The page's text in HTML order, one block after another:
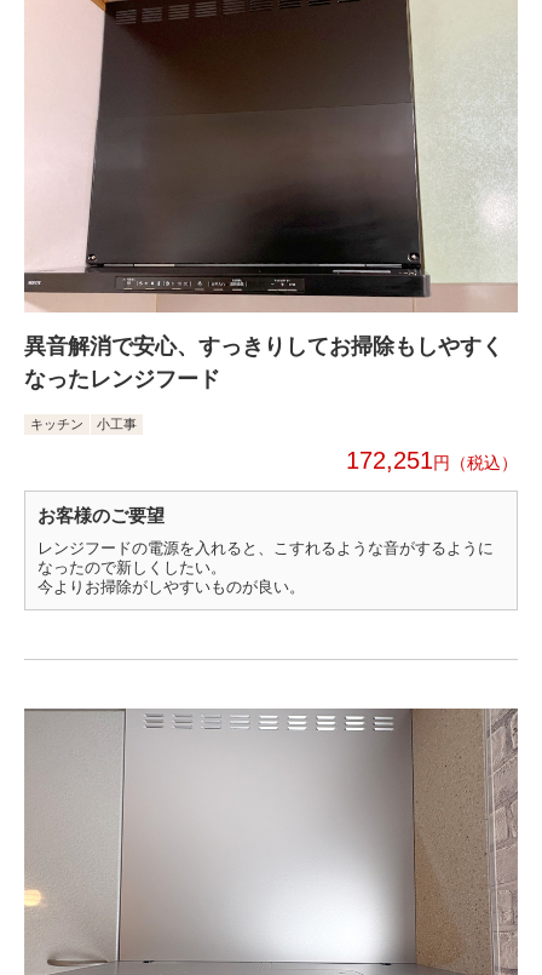
異音解消で安心、すっきりしてお掃除もしやすく
なったレンジフード
キッチン 小工事
172,251円
お客様のご要望
レンジフードの電源を入れると、こすれるような音がするように
なったので新しくしたい。
今よりお掃除がしやすいものが良い。